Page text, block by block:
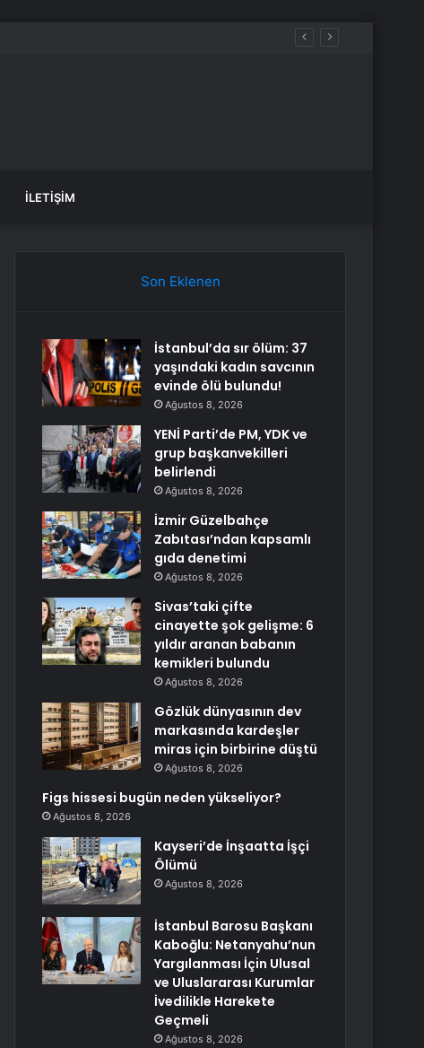
İLETIŞIM
Son Eklenen
İstanbul’da sır ölüm: 37
yaşındaki kadın savcının
evinde ölü bulundu!
Ağustos 8, 2026
YENİ Parti’de PM, YDK ve
grup başkanvekilleri
belirlendi
Ağustos 8, 2026
İzmir Güzelbahçe
Zabıtası’ndan kapsamlı
gıda denetimi
Ağustos 8, 2026
Sivas’taki çifte
cinayette şok gelişme: 6
yıldır aranan babanın
kemikleri bulundu
Ağustos 8, 2026
Gözlük dünyasının dev
markasında kardeşler
miras için birbirine düştü
Ağustos 8, 2026
Figs hissesi bugün neden yükseliyor?
Ağustos 8, 2026
Kayseri’de İnşaatta İşçi
Ölümü
Ağustos 8, 2026
İstanbul Barosu Başkanı
Kaboğlu: Netanyahu’nun
Yargılanması İçin Ulusal
ve Uluslararası Kurumlar
İvedilikle Harekete
Geçmeli
Ağustos 8, 2026